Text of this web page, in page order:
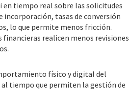
en tiempo real sobre las solicitudes
incorporación, tasas de conversión
lo que permite menos fricción.
realicen menos revisiones
físico y digital del
tiempo que permiten la gestión de